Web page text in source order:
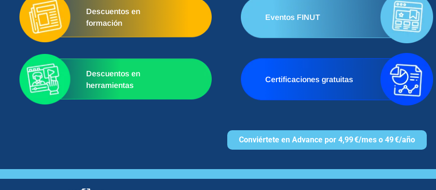
Descuentos en
formación
Eventos FINUT
Descuentos en
herramientas
Certificaciones gratuitas
Conviértete en Advance por 4,99 €/mes o 49 €/año